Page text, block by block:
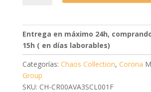
años
cantidad
Entrega en máximo 24h,
15h ( en días laborables)
Categorías: Chaos Collection, Corona
Group
SKU: CH-CR00AVA3SCL001F